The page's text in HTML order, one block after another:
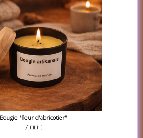
Bougie "fleur d'abricotier"
7,00 €